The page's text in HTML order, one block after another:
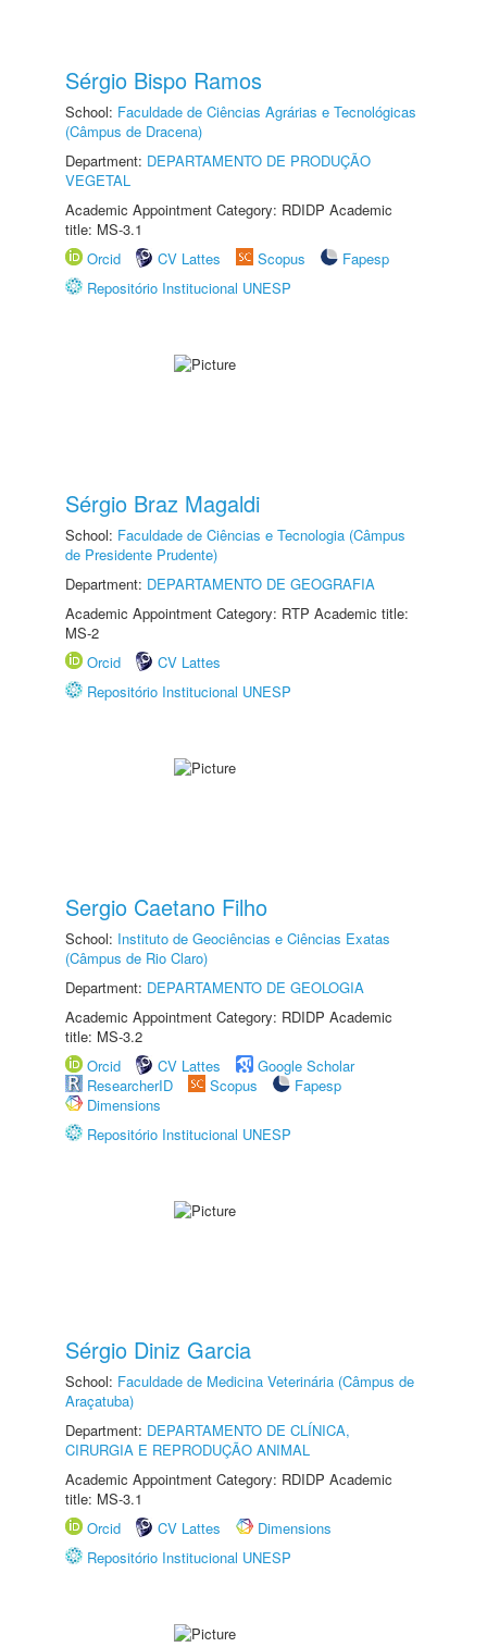
Sérgio Bispo Ramos
School: Faculdade de Ciências Agrárias e Tecnológicas
(Câmpus de Dracena)
Department: DEPARTAMENTO DE PRODUÇÃO
VEGETAL
Academic Appointment Category: RDIDP Academic
title: MS-3.1
Orcid
CV Lattes Scopus
Fapesp
Repositório Institucional UNESP
Sérgio Braz Magaldi
School: Faculdade de Ciências e Tecnologia (Câmpus
de Presidente Prudente)
Department: DEPARTAMENTO DE GEOGRAFIA
Academic Appointment Category: RTP Academic title:
MS-2
Orcid
CV Lattes
Repositório Institucional UNESP
Sergio Caetano Filho
School: Instituto de Geociências e Ciências Exatas
(Câmpus de Rio Claro)
Department: DEPARTAMENTO DE GEOLOGIA
Academic Appointment Category: RDIDP Academic
title: MS-3.2
Orcid
CV Lattes
Google Scholar
ResearcherID
Scopus
Fapesp
Dimensions
Repositório Institucional UNESP
Sérgio Diniz Garcia
School: Faculdade de Medicina Veterinária (Câmpus de
Araçatuba)
Department: DEPARTAMENTO DE CLÍNICA,
CIRURGIA E REPRODUÇÃO ANIMAL
Academic Appointment Category: RDIDP Academic
title: MS-3.1
Orcid
CV Lattes
Dimensions
Repositório Institucional UNESP